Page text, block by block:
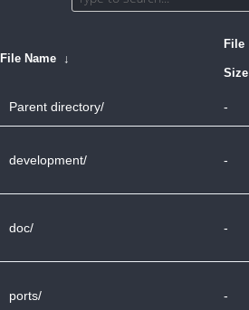
File Name ↓
File
Size
Parent directory/ -
development/ -
doc/ -
ports/ -